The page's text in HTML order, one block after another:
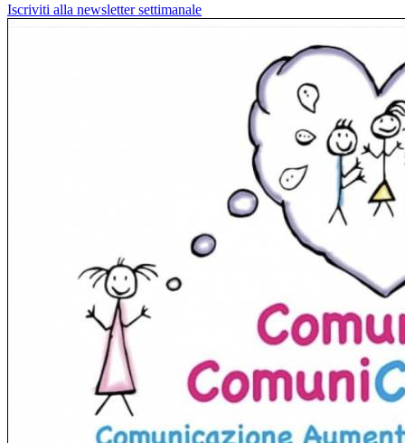
Iscriviti alla newsletter settimanale